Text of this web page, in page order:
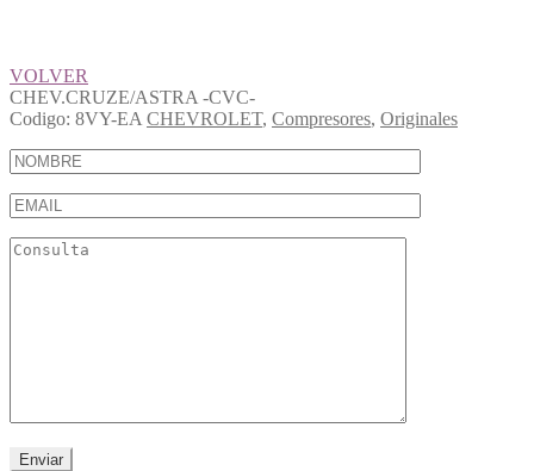
VOLVER
CHEV.CRUZE/ASTRA -CVC-
Codigo: 8VY-EA CHEVROLET, Compresores, Originales